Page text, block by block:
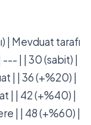
| Mevduat tarafı
| | 30 (sabit) |
| | 36 (+%20) |
| | 42 (+%40) |
| | 48 (+%60) |